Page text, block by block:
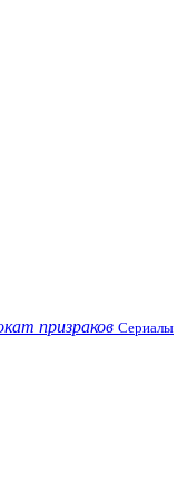
призраков Сериалы